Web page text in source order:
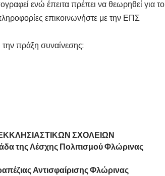
ενώ έπειτα πρέπει να θεωρηθεί για το
επικοινωνήστε με την ΕΠΣ
πράξη συναίνεσης:
ΣΧΟΛΕΙΩΝ
της Λέσχης Πολιτισμού Φλώρινας
Αντισφαίρισης Φλώρινας